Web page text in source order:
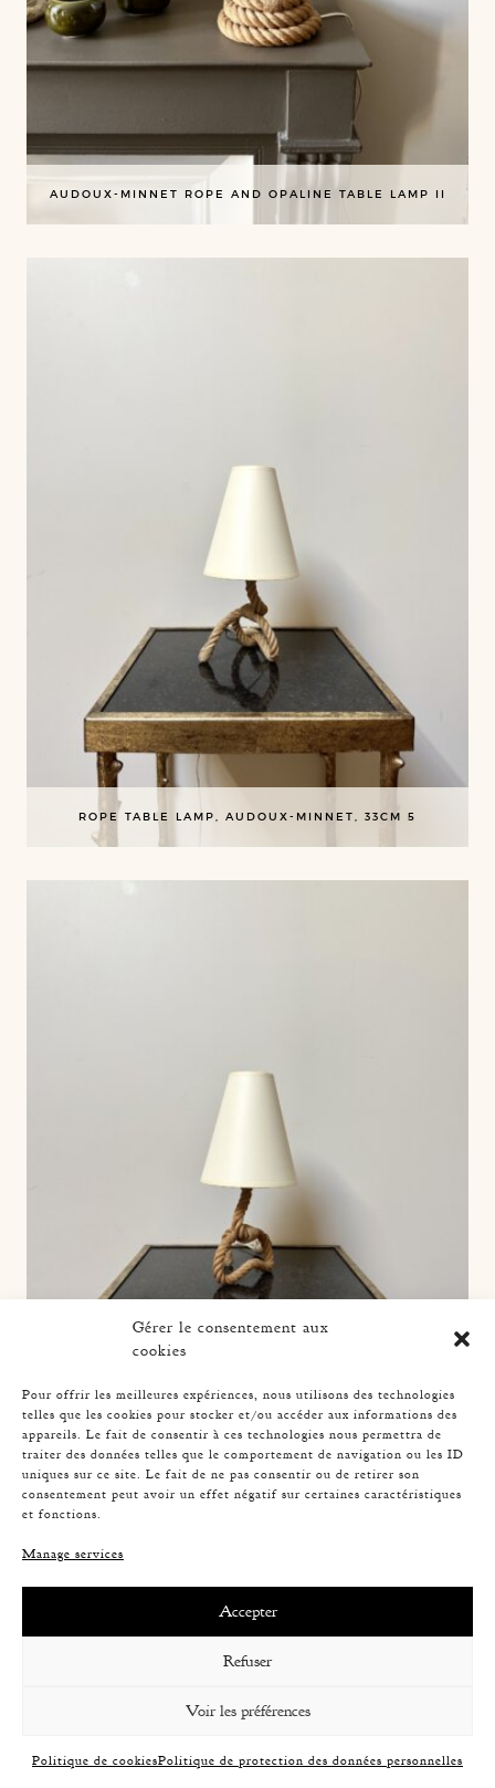
Gérer le consentement aux
cookies
Pour offrir les meilleures expériences, nous utilisons des technologies
telles que les cookies pour stocker et/ou accéder aux informations des
appareils. Le fait de consentir à ces technologies nous permettra de
traiter des données telles que le comportement de navigation ou les ID
uniques sur ce site. Le fait de ne pas consentir ou de retirer son
consentement peut avoir un effet négatif sur certaines caractéristiques
et fonctions.
Manage services
Accepter
Refuser
Voir les préférences
Politique de cookiesPolitique de protection des données personnelles
AUDOUX-MINNET ROPE AND OPALINE TABLE LAMP II
ROPE TABLE LAMP, AUDOUX-MINNET, 33CM 5
ROPE TABLE LAMP, AUDOUX-MINNET, 33,5CM 4